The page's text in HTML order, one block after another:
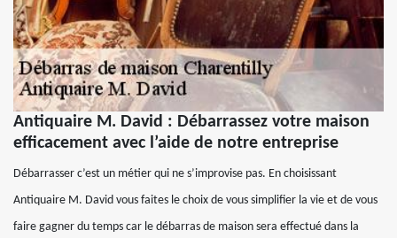
Antiquaire M. David : Débarrassez votre maison
efficacement avec l’aide de notre entreprise
Débarrasser c’est un métier qui ne s’improvise pas. En choisissant
Antiquaire M. David vous faites le choix de vous simplifier la vie et de vous
faire gagner du temps car le débarras de maison sera effectué dans la